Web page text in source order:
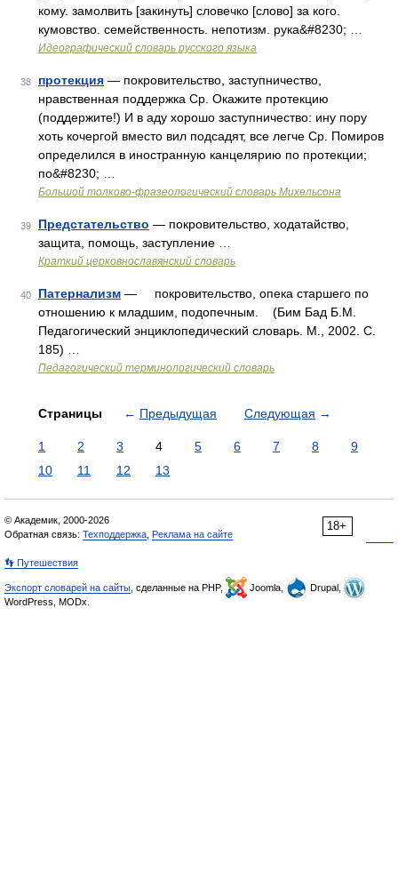
кому. замолвить [закинуть] словечко [слово] за кого.
кумовство. семейственность. непотизм. рука&#8230; …
Идеографический словарь русского языка
38 протекция — покровительство, заступничество,
нравственная поддержка Ср. Окажите протекцию
(поддержите!) И в аду хорошо заступничество: ину пору
хоть кочергой вместо вил подсадят, все легче Ср. Помиров
определился в иностранную канцелярию по протекции;
по&#8230; …
Большой толково-фразеологический словарь Михельсона
39 Предстательство — покровительство, ходатайство,
защита, помощь, заступление …
Краткий церковнославянский словарь
40 Патернализм — покровительство, опека старшего по
отношению к младшим, подопечным. (Бим Бад Б.М.
Педагогический энциклопедический словарь. М., 2002. С.
185) …
Педагогический терминологический словарь
Страницы ← Предыдущая Следующая →
1 2 3 4 5 6 7 8
9
10
11 12 13
18+
© Академик, 2000-2026
Обратная связь: Техподдержка Реклама на сайте
👣 Путешествия
Экспорт словарей на сайты , сделанные на PHP, Joomla,
Drupal,
WordPress, MODx.